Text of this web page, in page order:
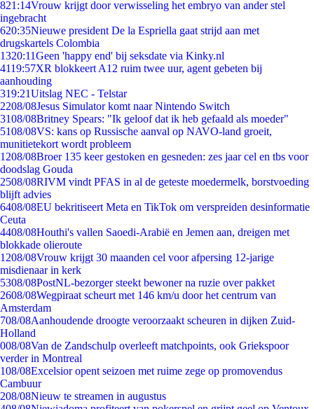
821:14Vrouw krijgt door verwisseling het embryo van ander stel
ingebracht
620:35Nieuwe president De la Espriella gaat strijd aan met
drugskartels Colombia
1320:11Geen 'happy end' bij seksdate via Kinky.nl
4119:57XR blokkeert A12 ruim twee uur, agent gebeten bij
aanhouding
319:21Uitslag NEC - Telstar
2208/08Jesus Simulator komt naar Nintendo Switch
3108/08Britney Spears: "Ik geloof dat ik heb gefaald als moeder"
5108/08VS: kans op Russische aanval op NAVO-land groeit,
munitietekort wordt probleem
1208/08Broer 135 keer gestoken en gesneden: zes jaar cel en tbs voor
doodslag Gouda
2508/08RIVM vindt PFAS in al de geteste moedermelk, borstvoeding
blijft advies
6408/08EU bekritiseert Meta en TikTok om verspreiden desinformatie
Ceuta
4408/08Houthi's vallen Saoedi-Arabië en Jemen aan, dreigen met
blokkade olieroute
1208/08Vrouw krijgt 30 maanden cel voor afpersing 12-jarige
misdienaar in kerk
5308/08PostNL-bezorger steekt bewoner na ruzie over pakket
2608/08Wegpiraat scheurt met 146 km/u door het centrum van
Amsterdam
708/08Aanhoudende droogte veroorzaakt scheuren in dijken Zuid-
Holland
008/08Van de Zandschulp overleeft matchpoints, ook Griekspoor
verder in Montreal
108/08Excelsior opent seizoen met ruime zege op promovendus
Cambuur
208/08Nieuw te streamen in augustus